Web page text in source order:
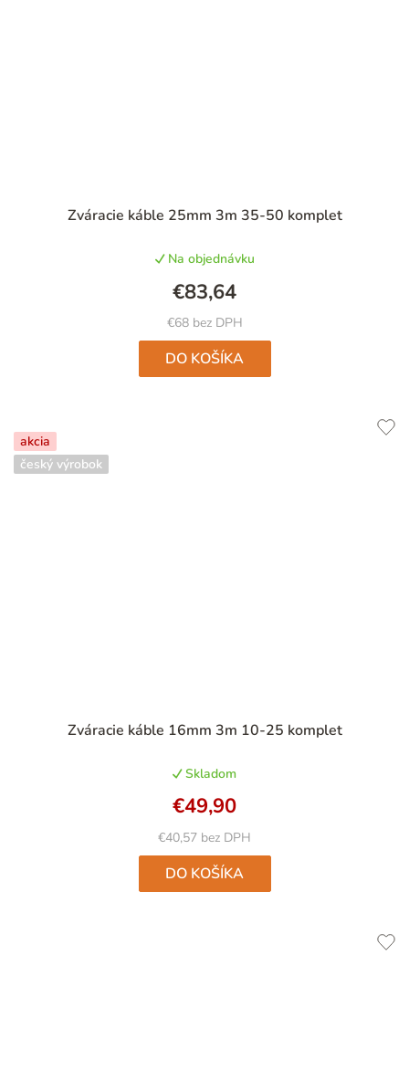
Zváracie káble 25mm 3m 35-50 komplet
hodnotenie
je
5,0
z
5
hviezdičiek.
Na objednávku
€68 bez DPH
€83,64
DO KOŠÍKA
akcia
český výrobok
Zváracie káble 16mm 3m 10-25 komplet
hodnotenie
je
4,9
z
5
hviezdičiek.
Skladom
€40,57 bez DPH
€49,90
DO KOŠÍKA